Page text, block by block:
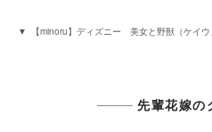
【minoru】ディズニー 美女と野獣（ケイ
先輩花嫁の